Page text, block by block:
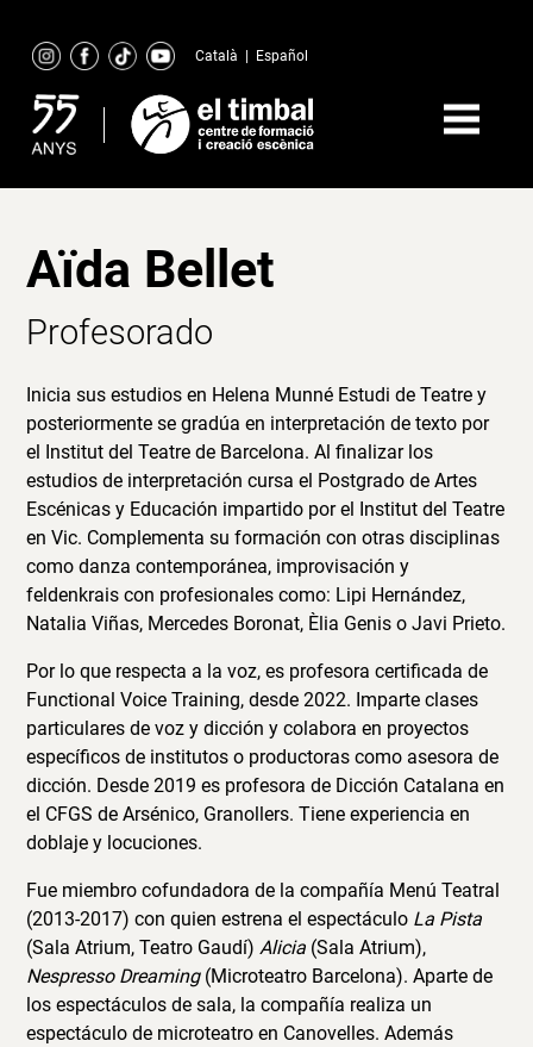
content
Català Español
Aïda Bellet
Profesorado
Inicia sus estudios en Helena Munné Estudi de Teatre y
posteriormente se gradúa en interpretación de texto por
el Institut del Teatre de Barcelona. Al finalizar los
estudios de interpretación cursa el Postgrado de Artes
Escénicas y Educación impartido por el Institut del Teatre
en Vic. Complementa su formación con otras disciplinas
como danza contemporánea, improvisación y
feldenkrais con profesionales como: Lipi Hernández,
Natalia Viñas, Mercedes Boronat, Èlia Genis o Javi Prieto.
Por lo que respecta a la voz, es profesora certificada de
Functional Voice Training, desde 2022. Imparte clases
particulares de voz y dicción y colabora en proyectos
específicos de institutos o productoras como asesora de
dicción. Desde 2019 es profesora de Dicción Catalana en
el CFGS de Arsénico, Granollers. Tiene experiencia en
doblaje y locuciones.
Fue miembro cofundadora de la compañía Menú Teatral
(2013-2017) con quien estrena el espectáculo La Pista
(Sala Atrium, Teatro Gaudí)Alicia (Sala Atrium),
Nespresso Dreaming (Microteatro Barcelona). Aparte de
los espectáculos de sala, la compañía realiza un
espectáculo de microteatro en Canovelles. Además